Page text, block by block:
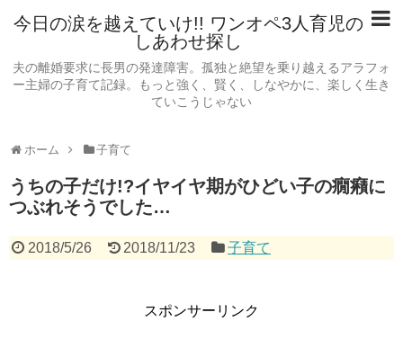
今日の涙を越えていけ!! ワンオペ3人育児の
しあわせ探し
夫の離婚要求に長男の発達障害。孤独と絶望を乗り越えるアラフォ
ー主婦の子育て記録。もっと強く、賢く、しなやかに、楽しく生き
ていこうじゃない
ホーム 子育て
うちの子だけ!?イヤイヤ期がひどい子の癇癪に
つぶれそうでした…
2018/5/26 2018/11/23 子育て
スポンサーリンク